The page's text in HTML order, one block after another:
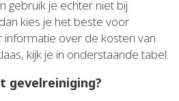
gebruik je echter niet bij
kies je het beste voor
informatie over de kosten van
kijk je in onderstaande tabel.
gevelreiniging?